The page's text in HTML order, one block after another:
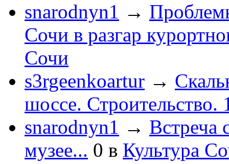
snarodnyn1 →
Сочи в разгар
Сочи
s3rgeenkoartur →
шоссе. Строительство.
snarodnyn1 → Встреча
музее... 0 в Культура